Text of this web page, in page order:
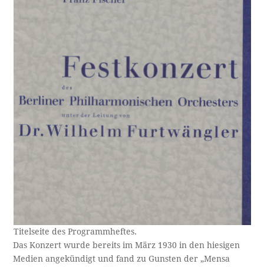
Titelseite des Programmheftes.
Das Konzert wurde bereits im März 1930 in den hiesigen
Medien angekündigt und fand zu Gunsten der „Mensa